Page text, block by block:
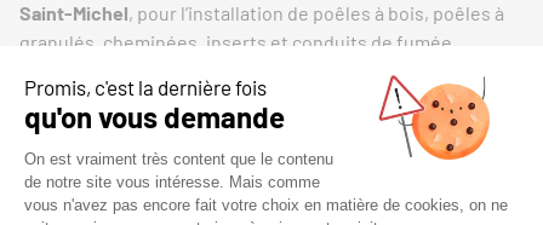
Saint-Michel, pour l’installation de poêles à bois, poêles à
granulés, cheminées, inserts et conduits de fumée.
Notre savoir-faire, notre proximité et notre
accompagnement personnalisé nous permettent de
proposer à chaque client une solution de chauffage
performante, esthétique et parfaitement adaptée à son
habitation.